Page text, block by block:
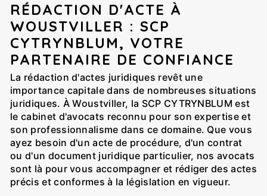
RÉDACTION D'ACTE À
WOUSTVILLER : SCP
CYTRYNBLUM, VOTRE
PARTENAIRE DE CONFIANCE
La rédaction d'actes juridiques revêt une
importance capitale dans de nombreuses situations
juridiques. À Woustviller, la SCP CYTRYNBLUM est
le cabinet d'avocats reconnu pour son expertise et
son professionnalisme dans ce domaine. Que vous
ayez besoin d'un acte de procédure, d'un contrat
ou d'un document juridique particulier, nos avocats
sont là pour vous accompagner et rédiger des actes
précis et conformes à la législation en vigueur.